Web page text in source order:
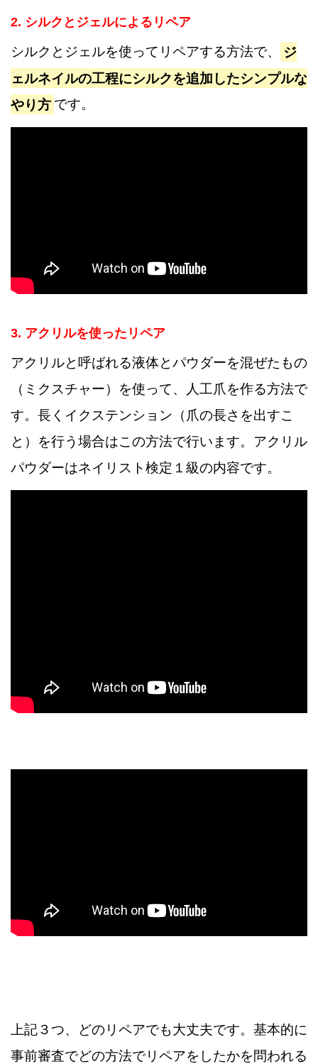
2. シルクとジェルによるリペア
シルクとジェルを使ってリペアする方法で、
ジ
ェルネイルの工程にシルクを追加したシンプルな
やり方 です。
3. アクリルを使ったリペア
アクリルと呼ばれる液体とパウダーを混ぜたもの
（ミクスチャー）を使って、人工爪を作る方法で
す。長くイクステンション（爪の長さを出すこ
と）を行う場合はこの方法で行います。アクリル
パウダーはネイリスト検定１級の内容です。
上記３つ、どのリペアでも大丈夫です。基本的に
事前審査でどの方法でリペアをしたかを問われる